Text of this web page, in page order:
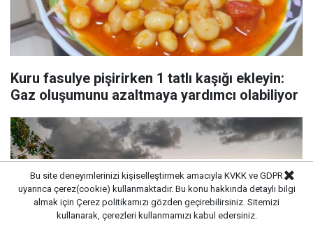
Kuru fasulye pişirirken 1 tatlı kaşığı ekleyin:
Gaz oluşumunu azaltmaya yardımcı olabiliyor
Bu site deneyimlerinizi kişiselleştirmek amacıyla KVKK ve GDPR
uyarınca çerez(cookie) kullanmaktadır. Bu konu hakkında detaylı bilgi
almak için Çerez politikamızı gözden geçirebilirsiniz. Sitemizi
kullanarak, çerezleri kullanmamızı kabul edersiniz.